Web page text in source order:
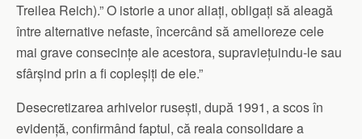
Treilea Reich).” O istorie a unor aliați, obligați să aleagă
între alternative nefaste, încercând să amelioreze cele
mai grave consecințe ale acestora, supraviețuindu-le sau
sfârșind prin a fi copleșiți de ele.”
Desecretizarea arhivelor rusești, după 1991, a scos în
evidență, confirmând faptul, că reala consolidare a